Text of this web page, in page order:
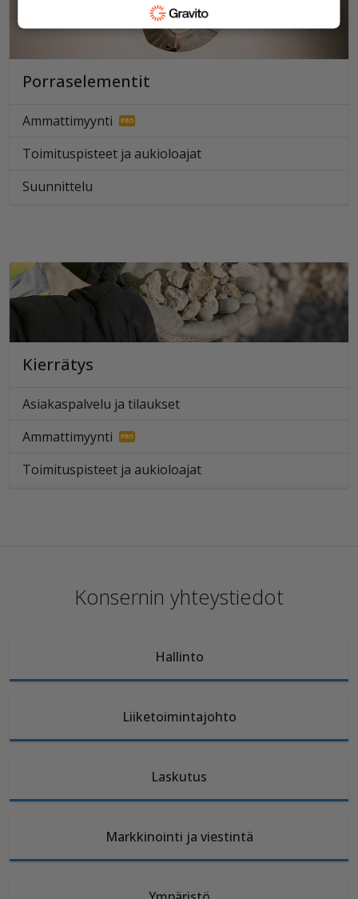
Porraselementit
Ammattimyynti
Toimituspisteet ja aukioloajat
Suunnittelu
Kierrätys
Asiakaspalvelu ja tilaukset
Ammattimyynti
Toimituspisteet ja aukioloajat
Konsernin yhteystiedot
Hallinto
Liiketoimintajohto
Laskutus
Markkinointi ja viestintä